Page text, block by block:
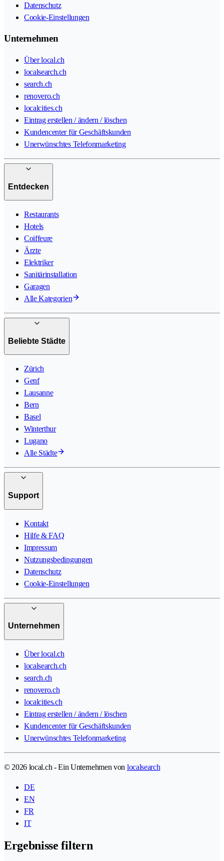
Datenschutz
Cookie-Einstellungen
Unternehmen
Über local.ch
localsearch.ch
search.ch
renovero.ch
localcities.ch
Eintrag erstellen / ändern / löschen
Kundencenter für Geschäftskunden
Unerwünschtes Telefonmarketing
Entdecken
Restaurants
Hotels
Coiffeure
Ärzte
Elektriker
Sanitärinstallation
Garagen
Alle Kategorien
Beliebte Städte
Zürich
Genf
Lausanne
Bern
Basel
Winterthur
Lugano
Alle Städte
Support
Kontakt
Hilfe & FAQ
Impressum
Nutzungsbedingungen
Datenschutz
Cookie-Einstellungen
Unternehmen
Über local.ch
localsearch.ch
search.ch
renovero.ch
localcities.ch
Eintrag erstellen / ändern / löschen
Kundencenter für Geschäftskunden
Unerwünschtes Telefonmarketing
© 2026 local.ch - Ein Unternehmen von localsearch
DE
EN
FR
IT
Ergebnisse filtern